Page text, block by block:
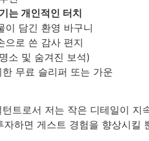
는 개인적인 터치
이 담긴 환영 바구니
으로 쓴 감사 편지
소 및 숨겨진 보석)
무료 슬리퍼 또는 가운
트로서 저는 작은 디테일이
하면 게스트 경험을 향상시킬